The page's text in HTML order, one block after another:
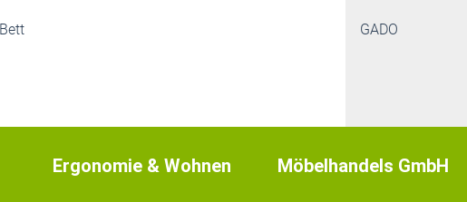
Bett GADO
Ergonomie & Wohnen Möbelhandels GmbH